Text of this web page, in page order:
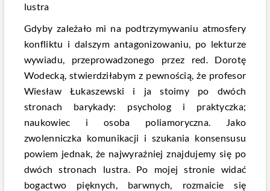
lustra
Gdyby zależało mi na podtrzymywaniu atmosfery
konfliktu i dalszym antagonizowaniu, po lekturze
wywiadu, przeprowadzonego przez red. Dorotę
Wodecką, stwierdziłabym z pewnością, że profesor
Wiesław Łukaszewski i ja stoimy po dwóch
stronach barykady: psycholog i praktyczka;
naukowiec i osoba poliamoryczna. Jako
zwolenniczka komunikacji i szukania konsensusu
powiem jednak, że najwyraźniej znajdujemy się po
dwóch stronach lustra. Po mojej stronie widać
bogactwo pięknych, barwnych, rozmaicie się